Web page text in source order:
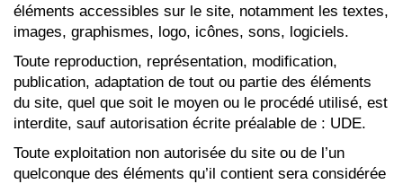
éléments accessibles sur le site, notamment les textes,
images, graphismes, logo, icônes, sons, logiciels.
Toute reproduction, représentation, modification,
publication, adaptation de tout ou partie des éléments
du site, quel que soit le moyen ou le procédé utilisé, est
interdite, sauf autorisation écrite préalable de : UDE.
Toute exploitation non autorisée du site ou de l’un
quelconque des éléments qu’il contient sera considérée